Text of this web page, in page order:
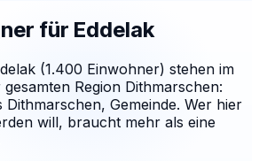
für Eddelak
(1.400 Einwohner) stehen im
Region Dithmarschen:
Gemeinde. Wer hier
will, braucht mehr als eine